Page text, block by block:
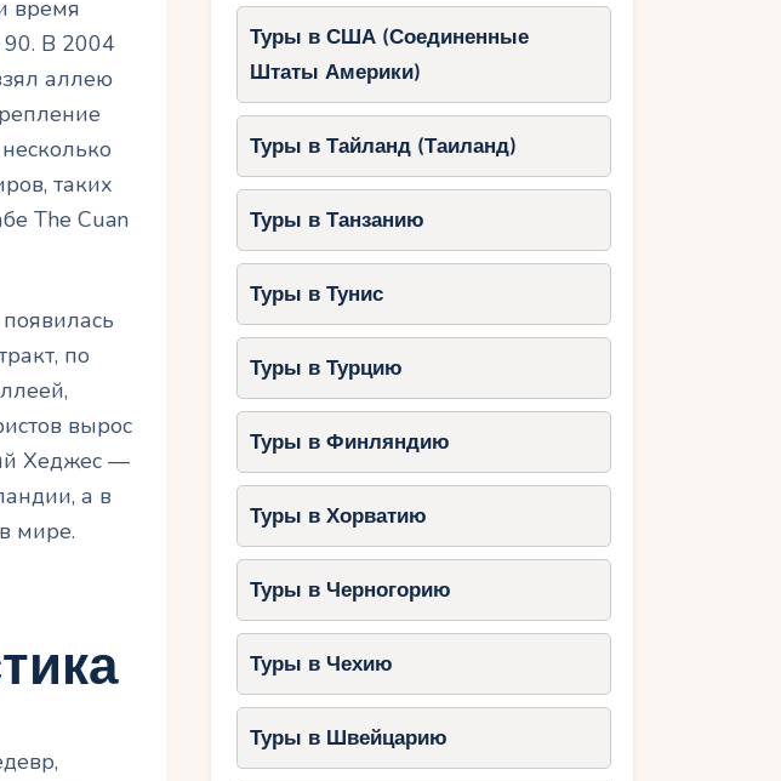
время
90. В 2004
аллею
таких
The Cuan
по
вырос
Хеджес —
а в
мире.
Туры в США (Соединенные
Штаты Америки)
Туры в Тайланд (Таиланд)
Туры в Танзанию
Туры в Тунис
Туры в Турцию
Туры в Финляндию
Туры в Хорватию
Туры в Черногорию
Туры в Чехию
Туры в Швейцарию